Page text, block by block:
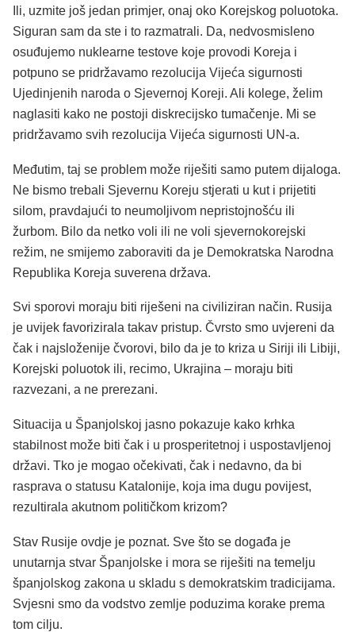
Ili, uzmite još jedan primjer, onaj oko Korejskog poluotoka.
Siguran sam da ste i to razmatrali. Da, nedvosmisleno
osuđujemo nuklearne testove koje provodi Koreja i
potpuno se pridržavamo rezolucija Vijeća sigurnosti
Ujedinjenih naroda o Sjevernoj Koreji. Ali kolege, želim
naglasiti kako ne postoji diskrecijsko tumačenje. Mi se
pridržavamo svih rezolucija Vijeća sigurnosti UN-a.
Međutim, taj se problem može riješiti samo putem dijaloga.
Ne bismo trebali Sjevernu Koreju stjerati u kut i prijetiti
silom, pravdajući to neumoljivom nepristojnošću ili
žurbom. Bilo da netko voli ili ne voli sjevernokorejski
režim, ne smijemo zaboraviti da je Demokratska Narodna
Republika Koreja suverena država.
Svi sporovi moraju biti riješeni na civiliziran način. Rusija
je uvijek favorizirala takav pristup. Čvrsto smo uvjereni da
čak i najsloženije čvorovi, bilo da je to kriza u Siriji ili Libiji,
Korejski poluotok ili, recimo, Ukrajina – moraju biti
razvezani, a ne prerezani.
Situacija u Španjolskoj jasno pokazuje kako krhka
stabilnost može biti čak i u prosperitetnoj i uspostavljenoj
državi. Tko je mogao očekivati, čak i nedavno, da bi
rasprava o statusu Katalonije, koja ima dugu povijest,
rezultirala akutnom političkom krizom?
Stav Rusije ovdje je poznat. Sve što se događa je
unutarnja stvar Španjolske i mora se riješiti na temelju
španjolskog zakona u skladu s demokratskim tradicijama.
Svjesni smo da vodstvo zemlje poduzima korake prema
tom cilju.